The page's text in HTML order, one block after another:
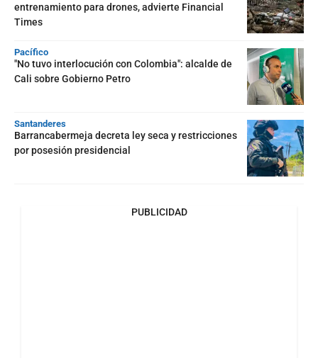
entrenamiento para drones, advierte Financial
Times
Pacífico
"No tuvo interlocución con Colombia": alcalde de
Cali sobre Gobierno Petro
Santanderes
Barrancabermeja decreta ley seca y restricciones
por posesión presidencial
PUBLICIDAD